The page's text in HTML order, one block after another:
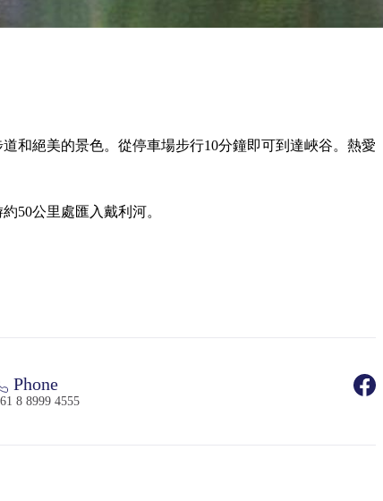
和絕美的景色。從停車場步行10分鐘即可到達峽谷。熱愛
50公里處匯入戴利河。
Phone
8 8999 4555